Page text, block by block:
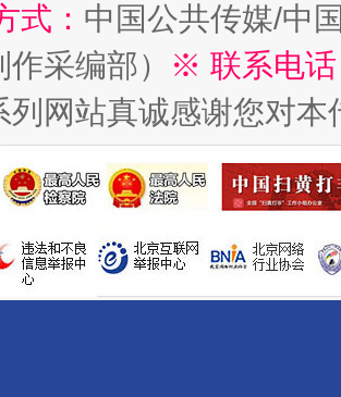
金库”的免责幌子
式： 中国公共传媒/中
作采编部）
※ 联系电
列网站真诚感谢您对